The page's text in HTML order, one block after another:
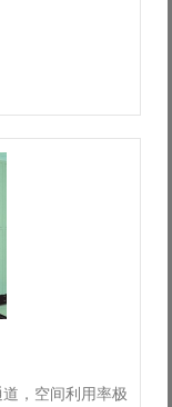
，空间利用率极